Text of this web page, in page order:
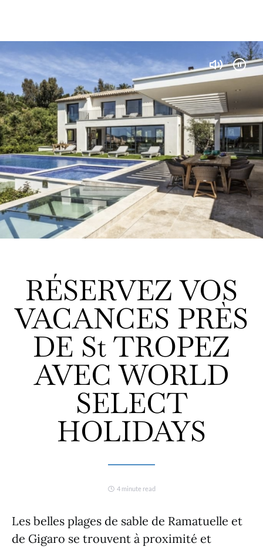
RÉSERVEZ VOS
VACANCES PRÈS
DE St TROPEZ
AVEC WORLD
SELECT
HOLIDAYS
4 minute read
Les belles plages de sable de Ramatuelle et
de Gigaro se trouvent à proximité et